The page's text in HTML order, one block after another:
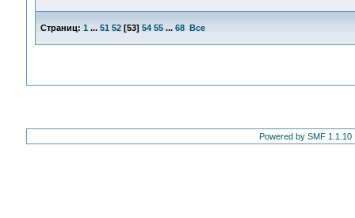
Страниц: 1 ... 51 52[53] 54 55 ... 68 Все
Powered by SMF 1.1.10